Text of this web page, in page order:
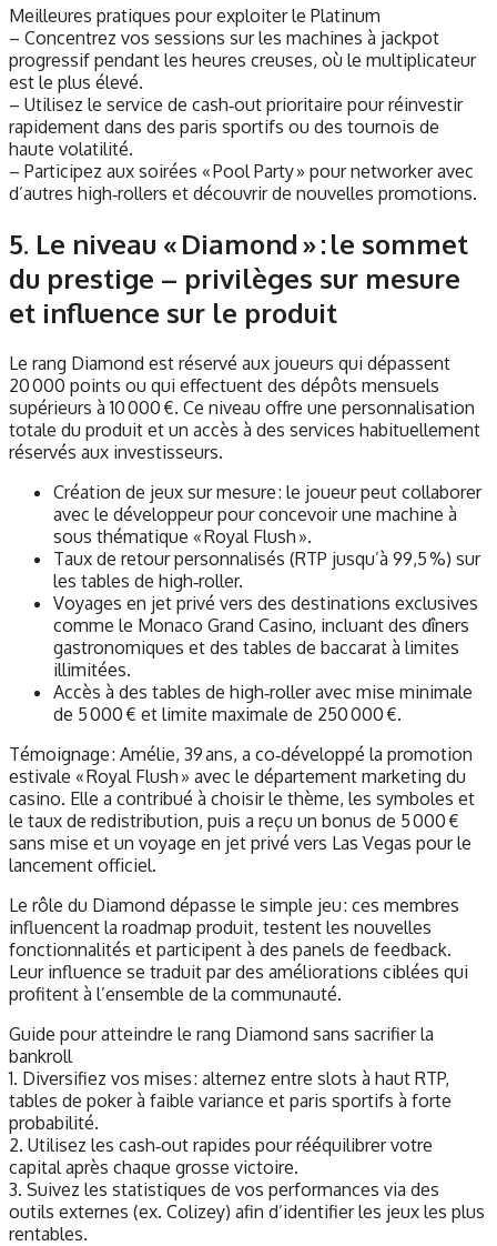
Meilleures pratiques pour exploiter le Platinum
– Concentrez vos sessions sur les machines à jackpot
progressif pendant les heures creuses, où le multiplicateur
est le plus élevé.
– Utilisez le service de cash‑out prioritaire pour réinvestir
rapidement dans des paris sportifs ou des tournois de
haute volatilité.
– Participez aux soirées « Pool Party » pour networker avec
d’autres high‑rollers et découvrir de nouvelles promotions.
5. Le niveau « Diamond » : le sommet
du prestige – privilèges sur mesure
et influence sur le produit
Le rang Diamond est réservé aux joueurs qui dépassent
20 000 points ou qui effectuent des dépôts mensuels
supérieurs à 10 000 €. Ce niveau offre une personnalisation
totale du produit et un accès à des services habituellement
réservés aux investisseurs.
Création de jeux sur mesure : le joueur peut collaborer
avec le développeur pour concevoir une machine à
sous thématique « Royal Flush ».
Taux de retour personnalisés (RTP jusqu’à 99,5 %) sur
les tables de high‑roller.
Voyages en jet privé vers des destinations exclusives
comme le Monaco Grand Casino, incluant des dîners
gastronomiques et des tables de baccarat à limites
illimitées.
Accès à des tables de high‑roller avec mise minimale
de 5 000 € et limite maximale de 250 000 €.
Témoignage : Amélie, 39 ans, a co‑développé la promotion
estivale « Royal Flush » avec le département marketing du
casino. Elle a contribué à choisir le thème, les symboles et
le taux de redistribution, puis a reçu un bonus de 5 000 €
sans mise et un voyage en jet privé vers Las Vegas pour le
lancement officiel.
Le rôle du Diamond dépasse le simple jeu : ces membres
influencent la roadmap produit, testent les nouvelles
fonctionnalités et participent à des panels de feedback.
Leur influence se traduit par des améliorations ciblées qui
profitent à l’ensemble de la communauté.
Guide pour atteindre le rang Diamond sans sacrifier la
bankroll
1. Diversifiez vos mises : alternez entre slots à haut RTP,
tables de poker à faible variance et paris sportifs à forte
probabilité.
2. Utilisez les cash‑out rapides pour rééquilibrer votre
capital après chaque grosse victoire.
3. Suivez les statistiques de vos performances via des
outils externes (ex. Colizey) afin d’identifier les jeux les plus
rentables.